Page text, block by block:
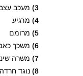
3)
מעכב
4)
מרגיע
5)
מרומם
6)
משכך
7)
משרה
8) נוגד חרדה